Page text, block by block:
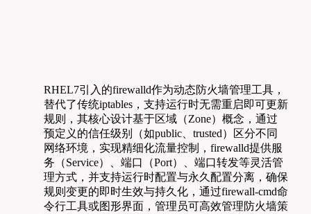
RHEL7引入的firewalld作为动态防火墙管理工具，
替代了传统iptables，支持运行时无需重启即可更新
规则，其核心设计基于区域（Zone）概念，通过
预定义的信任级别（如public、trusted）区分不同
网络环境，实现精细化流量控制，firewalld提供服
务（Service）、端口（Port）、端口转发等灵活管
理方式，并支持运行时配置与永久配置分离，确保
规则变更的即时生效与持久化，通过firewall-cmd命
令行工具或图形界面，管理员可高效管理防火墙策